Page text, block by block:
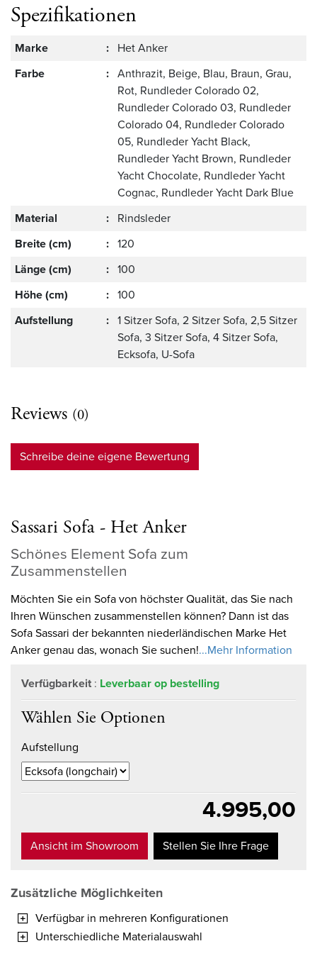
Spezifikationen
Marke : Het Anker
Farbe
: Anthrazit, Beige, Blau, Braun, Grau,
Rot, Rundleder Colorado 02,
Rundleder Colorado 03, Rundleder
Colorado 04, Rundleder Colorado
05, Rundleder Yacht Black,
Rundleder Yacht Brown, Rundleder
Yacht Chocolate, Rundleder Yacht
Cognac, Rundleder Yacht Dark Blue
Material
: Rindsleder
Breite (cm)
: 120
Länge (cm)
: 100
Höhe (cm)
: 100
Aufstellung
: 1 Sitzer Sofa, 2 Sitzer Sofa, 2,5 Sitzer
Sofa, 3 Sitzer Sofa, 4 Sitzer Sofa,
Ecksofa, U-Sofa
Reviews (0)
Schreibe deine eigene Bewertung
Sassari Sofa - Het Anker
Schönes Element Sofa zum
Zusammenstellen
Möchten Sie ein Sofa von höchster Qualität, das Sie nach
Ihren Wünschen zusammenstellen können? Dann ist das
Sofa Sassari der bekannten niederländischen Marke Het
Anker genau das, wonach Sie suchen!...Mehr Information
Verfügbarkeit : Leverbaar op bestelling
Wählen Sie Optionen
Aufstellung
4.995,00
Ansicht im Showroom Stellen Sie Ihre Frage
Zusätzliche Möglichkeiten
Verfügbar in mehreren Konfigurationen
Unterschiedliche Materialauswahl